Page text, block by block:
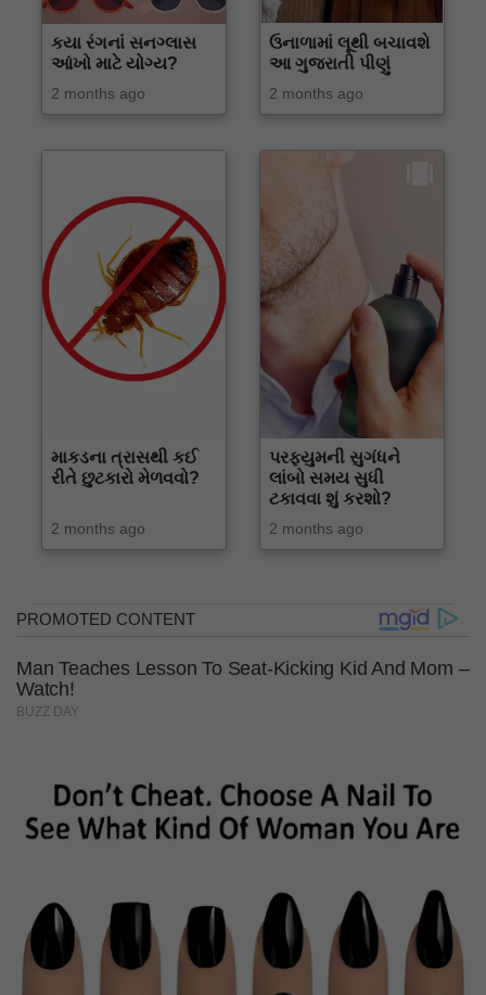
કયા રંગનાં સનગ્લાસ
આંખો માટે યોગ્ય?
2 months ago
ઉનાળામાં લૂથી બચાવશે
આ ગુજરાતી પીણું
2 months ago
માકડના ત્રાસથી કઈ
રીતે છુટકારો મેળવવો?
2 months ago
પરફ્યુમની સુગંધને
લાંબો સમય સુધી
ટકાવવા શું કરશો?
2 months ago